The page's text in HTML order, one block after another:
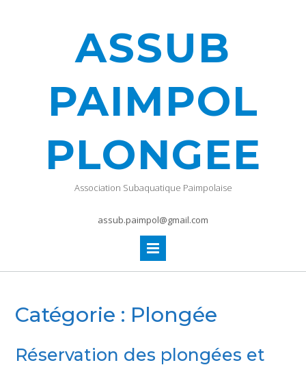
ASSUB
PAIMPOL
PLONGEE
Association Subaquatique Paimpolaise
assub.paimpol@gmail.com
Catégorie : Plongée
Réservation des plongées et